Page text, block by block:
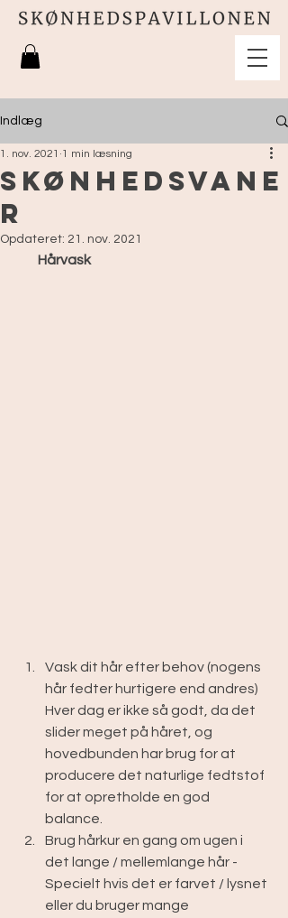
Indlæg
Skønhedsvane
r
1. nov. 2021 1 min læsning
Opdateret: 21. nov. 2021
        Hårvask
Vask dit hår efter behov (nogens
hår fedter hurtigere end andres)
Hver dag er ikke så godt, da det
slider meget på håret, og
hovedbunden har brug for at
producere det naturlige fedtstof
for at opretholde en god
balance.
Brug hårkur en gang om ugen i
det lange / mellemlange hår -
Specielt hvis det er farvet / lysnet
eller du bruger mange